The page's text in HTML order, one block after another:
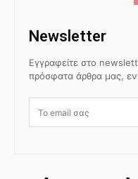
Newsletter
Εγγραφείτε στο
πρόσφατα άρθρα μας,